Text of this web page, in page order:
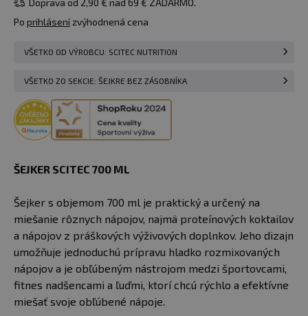
Doprava od 2,90 € nad 69 € ZADARMO.
Po prihlásenízvýhodnená cena
VŠETKO OD VÝROBCU: SCITEC NUTRITION
VŠETKO ZO SEKCIE: ŠEJKRE BEZ ZÁSOBNÍKA
ŠEJKER SCITEC 700 ML
Šejker s objemom 700 ml je praktický a určený na
miešanie rôznych nápojov, najmä proteínových koktailov
a nápojov z práškových výživových doplnkov. Jeho dizajn
umožňuje jednoduchú prípravu hladko rozmixovaných
nápojov a je obľúbeným nástrojom medzi športovcami,
fitnes nadšencami a ľuďmi, ktorí chcú rýchlo a efektívne
miešať svoje obľúbené nápoje.